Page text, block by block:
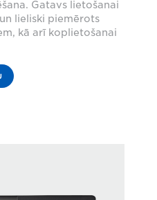
Gatavs lietošanai
lieliski piemērots
kā arī koplietošanai